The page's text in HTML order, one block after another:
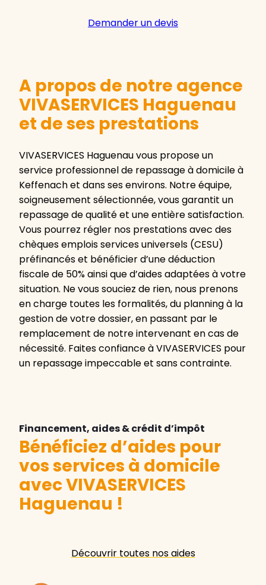
Demander un devis
A propos de notre agence
VIVASERVICES Haguenau
et de ses prestations
VIVASERVICES Haguenau vous propose un
service professionnel de repassage à domicile à
Keffenach et dans ses environs. Notre équipe,
soigneusement sélectionnée, vous garantit un
repassage de qualité et une entière satisfaction.
Vous pourrez régler nos prestations avec des
chèques emplois services universels (CESU)
préfinancés et bénéficier d’une déduction
fiscale de 50% ainsi que d’aides adaptées à votre
situation. Ne vous souciez de rien, nous prenons
en charge toutes les formalités, du planning à la
gestion de votre dossier, en passant par le
remplacement de notre intervenant en cas de
nécessité. Faites confiance à VIVASERVICES pour
un repassage impeccable et sans contrainte.
Financement, aides & crédit d’impôt
Bénéficiez d’aides pour
vos services à domicile
avec VIVASERVICES
Haguenau !
Découvrir toutes nos aides